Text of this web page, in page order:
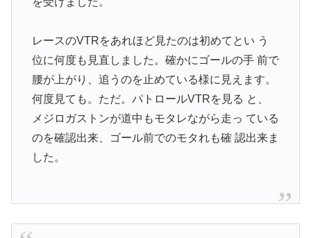
レースのVTRをあれほど見たのは初めてとい う
位に何度も見直しました。確かにゴールの手 前で
腰が上がり、追うのを止めている様に見えます。
何度見ても。ただ。パトロールVTRを見る と、
メジロガストンが道中もモタレながら走っ ている
のを確認出来、ゴール前でのモタれも確 認出来ま
した。